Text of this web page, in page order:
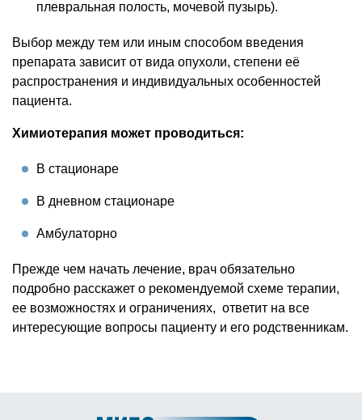
плевральная полость, мочевой пузырь).
Выбор между тем или иным способом введения
препарата зависит от вида опухоли, степени её
распространения и индивидуальных особенностей
пациента.
Химиотерапия может проводиться:
В стационаре
В дневном стационаре
Амбулаторно
Прежде чем начать лечение, врач обязательно
подробно расскажет о рекомендуемой схеме терапии,
ее возможностях и ограничениях, ответит на все
интересующие вопросы пациенту и его родственникам.